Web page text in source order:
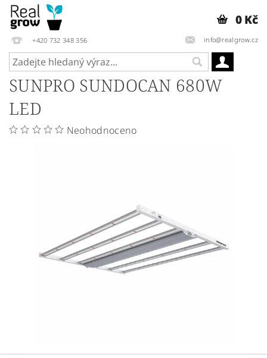
+420 732 348 356 info@realgrow.cz
0 Kč
SUNPRO SUNDOCAN 680W
LED
Neohodnoceno